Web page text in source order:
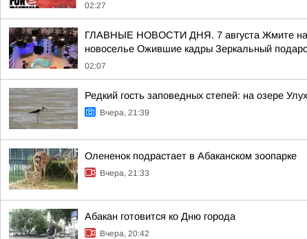
02:27
ГЛАВНЫЕ НОВОСТИ ДНЯ. 7 августа Жмите на
новоселье Ожившие кадры Зеркальный
02:07
Редкий гость заповедных степей: на озере
Вчера, 21:39
Олененок подрастает в Абаканском зоопарке
Вчера, 21:33
Абакан готовится ко Дню города
Вчера, 20:42